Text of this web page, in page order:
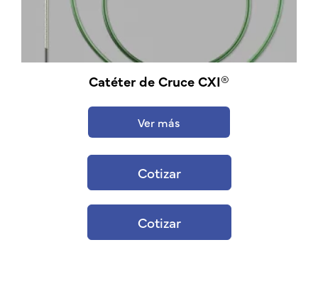
Catéter de Cruce CXI®
Ver más
Cotizar
Cotizar